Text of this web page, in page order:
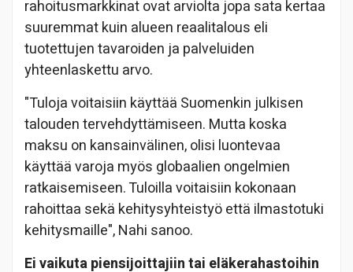
rahoitusmarkkinat ovat arviolta jopa sata kertaa
suuremmat kuin alueen reaalitalous eli
tuotettujen tavaroiden ja palveluiden
yhteenlaskettu arvo.
"Tuloja voitaisiin käyttää Suomenkin julkisen
talouden tervehdyttämiseen. Mutta koska
maksu on kansainvälinen, olisi luontevaa
käyttää varoja myös globaalien ongelmien
ratkaisemiseen. Tuloilla voitaisiin kokonaan
rahoittaa sekä kehitysyhteistyö että ilmastotuki
kehitysmaille", Nahi sanoo.
Ei vaikuta piensijoittajiin tai eläkerahastoihin